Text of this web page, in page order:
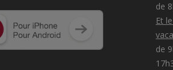
de
Et
de